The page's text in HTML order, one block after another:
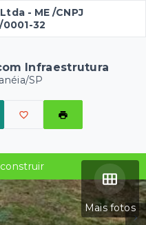
- ME /CNPJ
32
Infraestrutura
SP
Mais fotos